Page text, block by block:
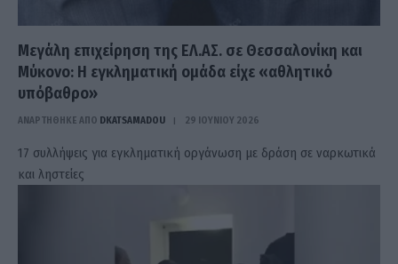
Μεγάλη επιχείρηση της ΕΛ.ΑΣ. σε Θεσσαλονίκη και
Μύκονο: Η εγκληματική ομάδα είχε «αθλητικό
υπόβαθρο»
ΑΝΑΡΤΗΘΗΚΕ ΑΠΟ DKATSAMADOU 29 ΙΟΥΝΊΟΥ 2026
17 συλλήψεις για εγκληματική οργάνωση με δράση σε ναρκωτικά
και ληστείες